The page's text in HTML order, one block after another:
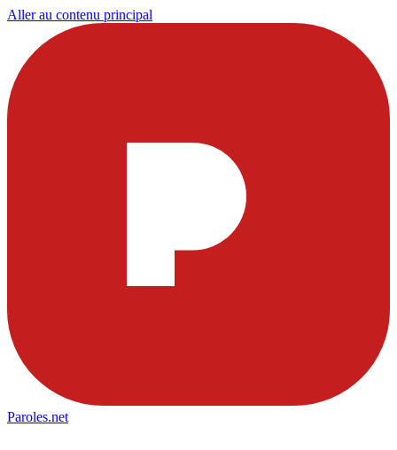
Aller au contenu principal
Paroles.net